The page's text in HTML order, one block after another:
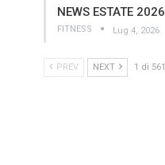
NEWS ESTATE 2026
FITNESS Lug 4, 2026
PREV NEXT 1 di 561